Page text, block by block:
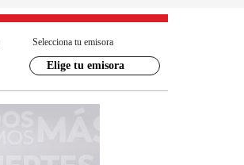
Selecciona tu emisora
Elige tu emisora